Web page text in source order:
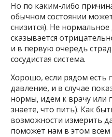
Но по каким-либо
обычном состоянии
снизится). Не
сказывается
и в первую очередь
сосудистая система.
Хорошо, если рядом
давление, и в случае
нормы, идем к врачу или
знаете, что пить). Как
возможности измерить
поможет нам в этом всем